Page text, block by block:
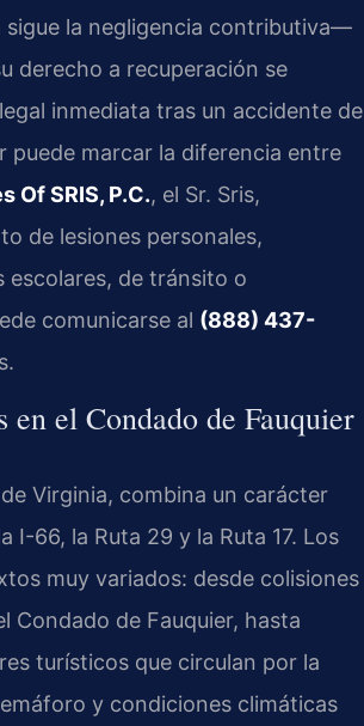
sigue la negligencia contributiva—
derecho a recuperación se
inmediata tras un accidente de
puede marcar la diferencia entre
Of SRIS, P.C., el Sr. Sris,
de lesiones personales,
escolares, de tránsito o
comunicarse al (888) 437-
el Condado de Fauquier
Virginia, combina un carácter
66, la Ruta 29 y la Ruta 17. Los
muy variados: desde colisiones
Condado de Fauquier, hasta
turísticos que circulan por la
y condiciones climáticas